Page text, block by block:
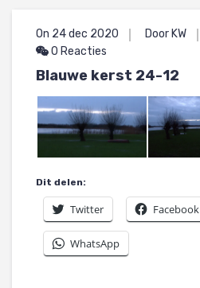
On 24 dec 2020 Door KW
0 Reacties
Blauwe kerst 24-12
Dit delen:
Twitter Facebook
WhatsApp